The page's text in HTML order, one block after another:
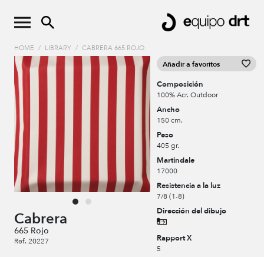
HOME / LIBRARY / CABRERA 665 ROJO
Cabrera
665 Rojo
Ref. 20227
Añadir a favoritos
Composición
100% Acr. Outdoor
Ancho
150 cm.
Peso
405 gr.
Martindale
17000
Resistencia a la luz
7/8 (1-8)
Dirección del dibujo
Rapport X
5